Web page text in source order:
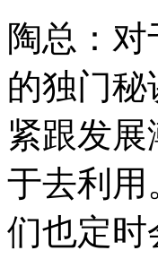
陶总：
的独门
紧跟发
于去利用
们也定时